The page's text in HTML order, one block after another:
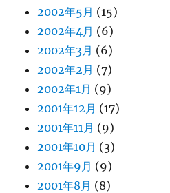
2002年5月 (15)
2002年4月 (6)
2002年3月 (6)
2002年2月 (7)
2002年1月 (9)
2001年12月 (17)
2001年11月 (9)
2001年10月 (3)
2001年9月 (9)
2001年8月 (8)